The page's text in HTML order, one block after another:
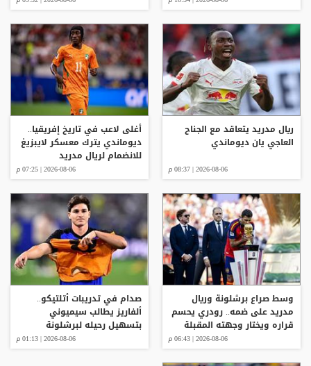
ريال مدريد يتعاقد مع الجناح
العاجي يان ديوماندي
2026-08-06 | 08:37 م
أغلى لاعب في تاريخ إفريقيا..
ديوماندي يترك معسكر لايبزيغ
للانضمام لريال مدريد
2026-08-06 | 07:25 م
وسط صراع برشلونة وريال
مدريد على ضمه.. رودري يحسم
قراره ويختار وجهته المقبلة
2026-08-06 | 06:43 م
صدام في تدريبات أتلتيكو..
ألفاريز يطالب سيميوني
بتسهيل رحيله لبرشلونة
2026-08-06 | 01:13 م